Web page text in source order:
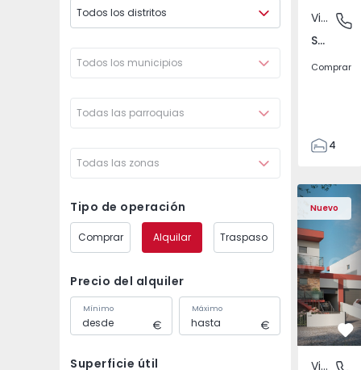
Todos los distritos
Todos los municipios
Todas las parroquias
Todas las zonas
Tipo de operación
Comprar Alquilar Traspaso
Precio del alquiler
Mínimo Máximo
Superficie útil
São
Vivienda Pareada
São João das Lampas e Terrugem, Lisboa
Comprar
4
135
193
240
Nuevo
Vivienda Pareada
Vivienda
Vivienda Pareada